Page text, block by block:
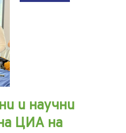
и научни
ЦИА на